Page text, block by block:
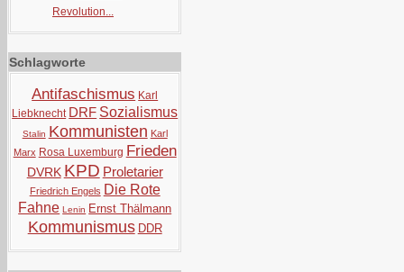
Revolution...
Schlagworte
Antifaschismus Karl
Liebknecht DRF Sozialismus
Stalin Kommunisten Karl
Marx Rosa Luxemburg Frieden
DVRK KPD Proletarier
Friedrich Engels Die Rote
Fahne Lenin Ernst Thälmann
Kommunismus DDR